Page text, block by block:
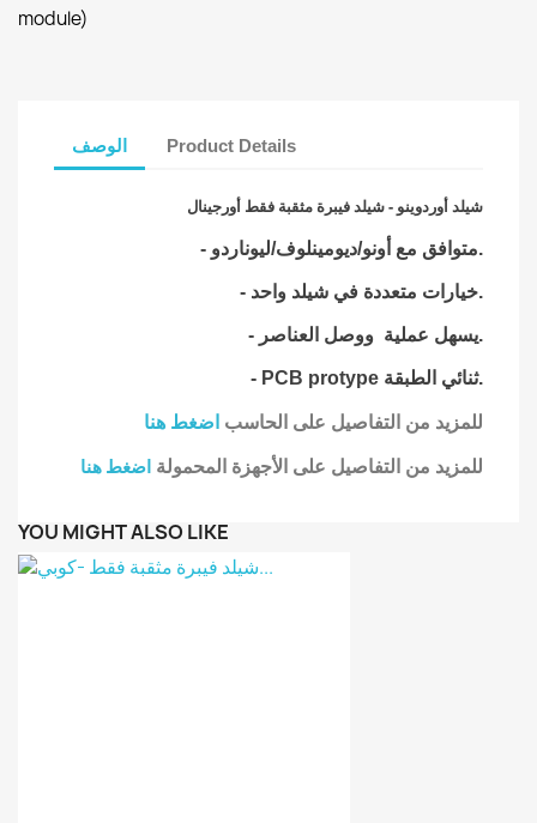
module)
الوصف Product Details
شيلد أوردوينو - شيلد فيبرة مثقبة فقط أورجينال
- متوافق مع أونو/ديومينلوف/ليوناردو.
- خيارات متعددة في شيلد واحد.
- يسهل عملية ووصل العناصر.
- PCB protype ثنائي الطبقة.
للمزيد من التفاصيل على الحاسب اضغط هنا
للمزيد من التفاصيل على الأجهزة المحمولة اضغط هنا
YOU MIGHT ALSO LIKE